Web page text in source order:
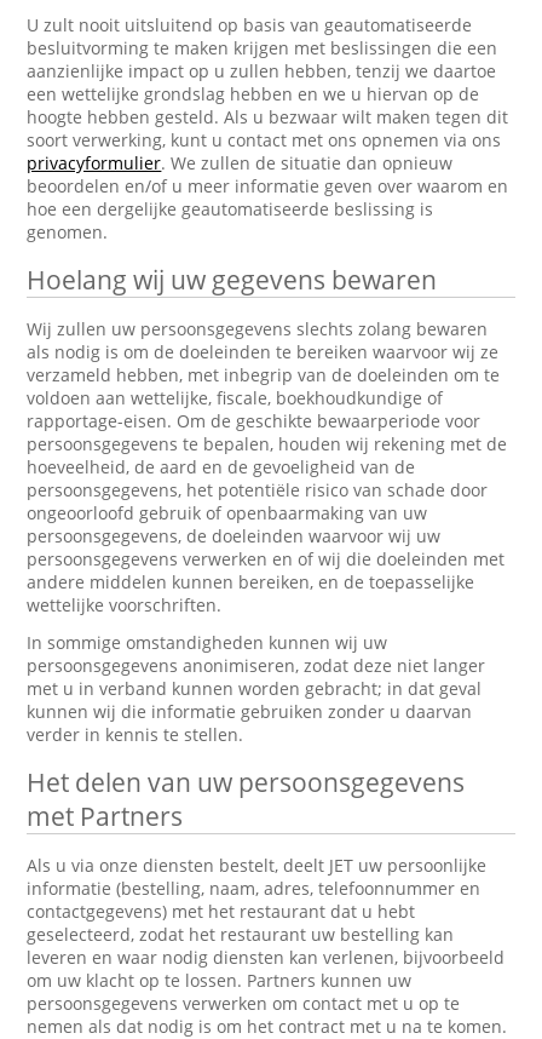
U zult nooit uitsluitend op basis van geautomatiseerde
besluitvorming te maken krijgen met beslissingen die een
aanzienlijke impact op u zullen hebben, tenzij we daartoe
een wettelijke grondslag hebben en we u hiervan op de
hoogte hebben gesteld. Als u bezwaar wilt maken tegen dit
soort verwerking, kunt u contact met ons opnemen via ons
privacyformulier. We zullen de situatie dan opnieuw
beoordelen en/of u meer informatie geven over waarom en
hoe een dergelijke geautomatiseerde beslissing is
genomen.
Hoelang wij uw gegevens bewaren
Wij zullen uw persoonsgegevens slechts zolang bewaren
als nodig is om de doeleinden te bereiken waarvoor wij ze
verzameld hebben, met inbegrip van de doeleinden om te
voldoen aan wettelijke, fiscale, boekhoudkundige of
rapportage-eisen. Om de geschikte bewaarperiode voor
persoonsgegevens te bepalen, houden wij rekening met de
hoeveelheid, de aard en de gevoeligheid van de
persoonsgegevens, het potentiële risico van schade door
ongeoorloofd gebruik of openbaarmaking van uw
persoonsgegevens, de doeleinden waarvoor wij uw
persoonsgegevens verwerken en of wij die doeleinden met
andere middelen kunnen bereiken, en de toepasselijke
wettelijke voorschriften.
In sommige omstandigheden kunnen wij uw
persoonsgegevens anonimiseren, zodat deze niet langer
met u in verband kunnen worden gebracht; in dat geval
kunnen wij die informatie gebruiken zonder u daarvan
verder in kennis te stellen.
Het delen van uw persoonsgegevens
met Partners
Als u via onze diensten bestelt, deelt JET uw persoonlijke
informatie (bestelling, naam, adres, telefoonnummer en
contactgegevens) met het restaurant dat u hebt
geselecteerd, zodat het restaurant uw bestelling kan
leveren en waar nodig diensten kan verlenen, bijvoorbeeld
om uw klacht op te lossen. Partners kunnen uw
persoonsgegevens verwerken om contact met u op te
nemen als dat nodig is om het contract met u na te komen.